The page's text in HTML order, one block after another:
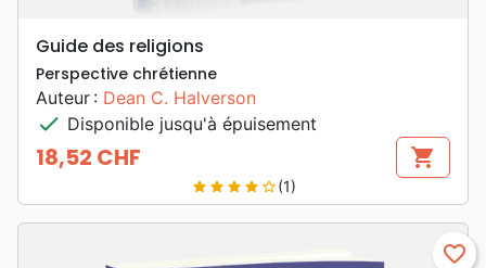
Guide des religions
Perspective chrétienne
Auteur : Dean C. Halverson
check Disponible jusqu'à épuisement
Prix
18,52 CHF shopping_cart
star star star star star_border(1)
favorite_border